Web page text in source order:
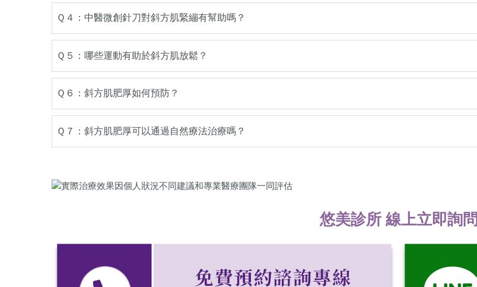
Ｑ４：中醫微創針刀對斜方肌緊繃有幫助嗎？
Ｑ５：哪些運動有助於斜方肌放鬆？
Ｑ６：斜方肌肥厚如何預防？
Ｑ７：斜方肌肥厚可以通過自然療法治療嗎？
悠美診所 線上立即詢問